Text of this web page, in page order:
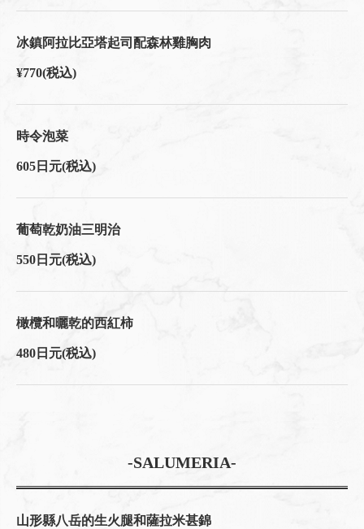
冰鎮阿拉比亞塔起司配森林雞胸肉
¥770(税込)
時令泡菜
605日元(税込)
葡萄乾奶油三明治
550日元(税込)
橄欖和曬乾的西紅柿
480日元(税込)
-SALUMERIA-
山形縣八岳的生火腿和薩拉米甚錦